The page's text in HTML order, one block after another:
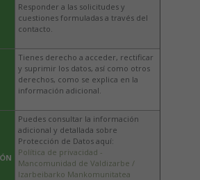
Responder a las solicitudes y
cuestiones formuladas a través del
contacto.
Tienes derecho a acceder, rectificar
y suprimir los datos, así como otros
derechos, como se explica en la
información adicional.
Puedes consultar la información
adicional y detallada sobre
Protección de Datos aquí:
Política de privacidad -
Mancomunidad de Valdizarbe /
Izarbeibarko Mankomunitatea